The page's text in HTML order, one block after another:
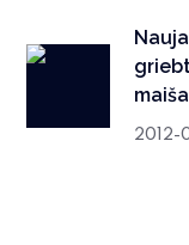
2012-